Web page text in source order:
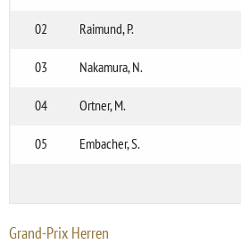
02 Raimund, P.
03 Nakamura, N.
04 Ortner, M.
05 Embacher, S.
Grand-Prix Herren